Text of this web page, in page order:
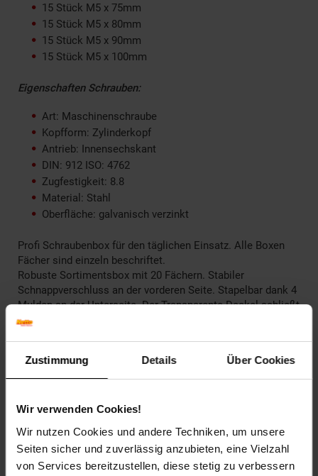
Zustimmung Details Über Cookies
Wir verwenden Cookies!
Wir nutzen Cookies und andere Techniken, um unsere
Seiten sicher und zuverlässig anzubieten, eine Vielzahl
von Services bereitzustellen, diese stetig zu verbessern
15 Stück M5 x 75mm
15 Stück M5 x 80mm
15 Stück M5 x 90mm
15 Stück M5 x 100mm
Eigenschaften Schrauben:
Art: Maschinenschraube
Kopfform: Zylinderkopf
Antrieb: Innensechskant
DIN: 912 ISO: 4762
Zugfestigkeit: 8.8
Material: Stahl
Oberfläche: galvanisch verzinkt
Profi Schraubenbox für den täglichen Einsatz. Alle Boxen
Fächer sind einzeln beschriftet.
Robuste Sortimentsbox mit 20 Fächern. Stabiler
Schnappverschluss an der vorderen Seite. Stapelbar dank 4
Mulden an der Unterseite. Der Transparente Deckel schließt
perfekt mit den Fächern ab. Dadurch kann der Inhalt beim
Inhaltes.
Tiefe: ca. 195 mm
Höhe: ca. 35 mm
Farbe: Schwarz / Transparent / Orange